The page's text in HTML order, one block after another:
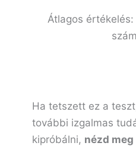
Átlagos értékelés:
Ha tetszett ez a
további izgalmas
kipróbálni, nézd